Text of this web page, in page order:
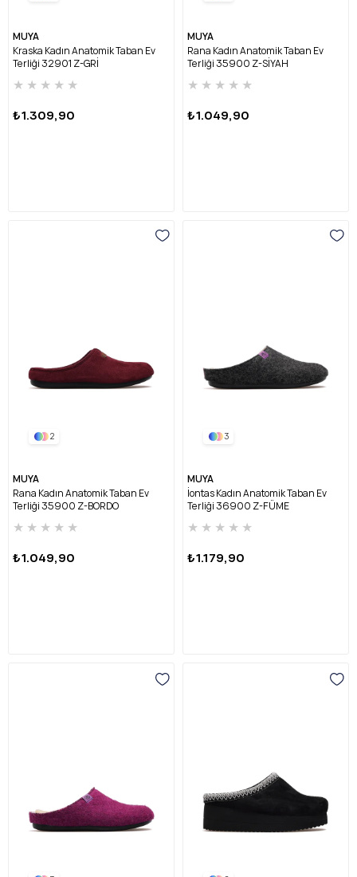
MUYA
Kraska Kadın Anatomik Taban Ev
Terliği 32901 Z-GRİ
★ ★ ★ ★ ★
₺1.309,90
MUYA
Rana Kadın Anatomik Taban Ev
Terliği 35900 Z-SİYAH
★ ★ ★ ★ ★
₺1.049,90
2
MUYA
Rana Kadın Anatomik Taban Ev
Terliği 35900 Z-BORDO
★ ★ ★ ★ ★
₺1.049,90
3
MUYA
İontas Kadın Anatomik Taban Ev
Terliği 36900 Z-FÜME
★ ★ ★ ★ ★
₺1.179,90